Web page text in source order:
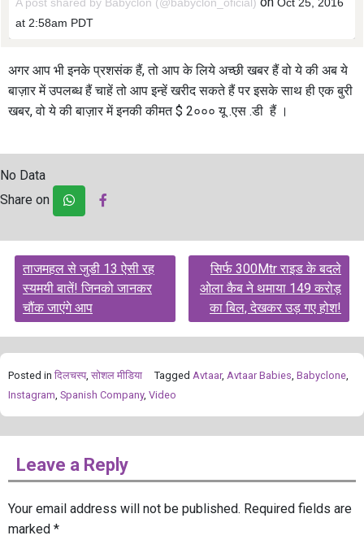
at 2:58am PDT
अगर आप भी इनके प्रशसंक हैं, तो आप के लिये अच्छी खबर हैं वो ये की अब ये
बाज़ार में उपलब्ध हैं चाहें तो आप इन्हें खरीद सकते हैं पर इसके साथ ही एक बुरी
खबर, वो ये की बाज़ार में इनकी कीमत $ 2००० यू .एस .डी हैं ।
No Data
Share on
Post
navigation
ताजमहल से जुडी 13 ऐसी रह
स्यमयी बातें! जिनको जानकर
चौंक जाएंगे आप
सिर्फ 300Mtr राइड के बदले
ओला कैब ने थमाया 149 करोड़
का बिल, देखकर उड़ गए होश!
Posted in दिलचस्प, सोशल मीडिया Tagged Avtaar, Avtaar Babies Babyclone
Instagram Spanish Company, Video
Leave a Reply
Your email address will not be published. Required fields are
marked *